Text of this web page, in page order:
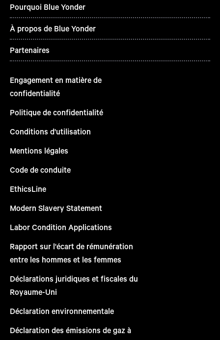
Pourquoi Blue Yonder
À propos de Blue Yonder
Partenaires
Engagement en matière de
confidentialité
Politique de confidentialité
Conditions d'utilisation
Mentions légales
Code de conduite
EthicsLine
Modern Slavery Statement
Labor Condition Applications
Rapport sur l'écart de rémunération
entre les hommes et les femmes
Déclarations juridiques et fiscales du
Royaume-Uni
Déclaration environnementale
Déclaration des émissions de gaz à